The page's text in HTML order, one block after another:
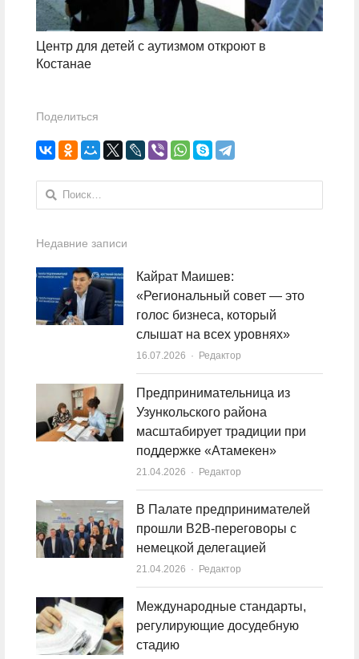
Центр для детей с аутизмом откроют в
Костанае
Поделиться
Найти:
Недавние записи
Кайрат Маишев:
«Региональный совет — это
голос бизнеса, который
слышат на всех уровнях»
16.07.2026 Author
Редактор
Предпринимательница из
Узункольского района
масштабирует традиции при
поддержке «Атамекен»
21.04.2026 Author
Редактор
В Палате предпринимателей
прошли B2B-переговоры с
немецкой делегацией
21.04.2026 Author
Редактор
Международные стандарты,
регулирующие досудебную
стадию